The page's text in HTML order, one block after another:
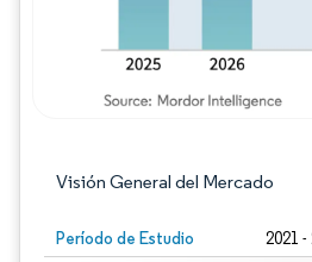
Visión General del Mercado
Período de Estudio 2021 -